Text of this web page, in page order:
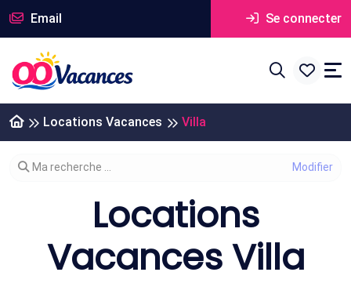
Email Se connecter
Locations Vacances Villa
Modifier votre recherche
Ma recherche ...
Locations
Vacances Villa